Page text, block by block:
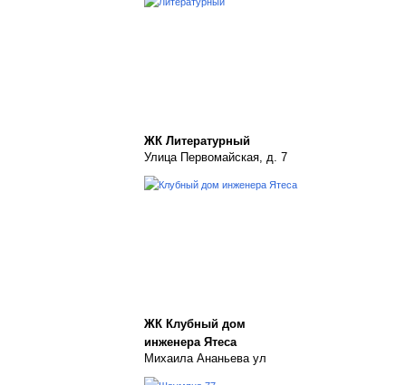
ЖК Литературный
Улица Первомайская, д. 7
ЖК Клубный дом
инженера Ятеса
Михаила Ананьева ул